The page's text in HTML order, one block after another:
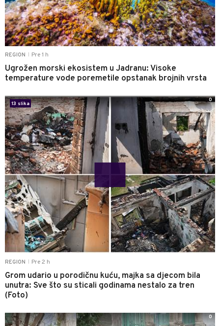
REGION Pre 1 h
Ugrožen morski ekosistem u Jadranu: Visoke
temperature vode poremetile opstanak brojnih vrsta
REGION Pre 2 h
Grom udario u porodičnu kuću, majka sa djecom bila
unutra: Sve što su sticali godinama nestalo za tren
(Foto)
13 slika
0
0